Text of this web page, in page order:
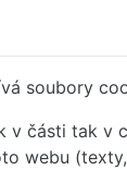
soubory
v části tak v
webu